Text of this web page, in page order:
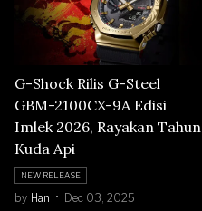
G-Shock Rilis G-Steel
GBM-2100CX-9A Edisi
Imlek 2026, Rayakan Tahun
Kuda Api
NEW RELEASE
by Han Dec 03, 2025